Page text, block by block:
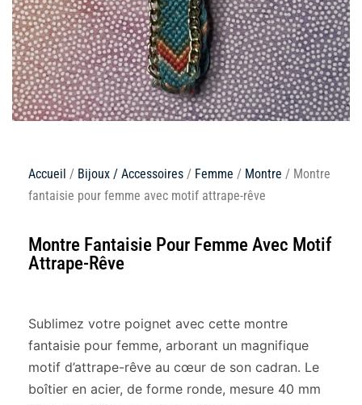
Accueil / Bijoux / Accessoires / Femme / Montre / Montre
fantaisie pour femme avec motif attrape-rêve
Montre Fantaisie Pour Femme Avec Motif
Attrape-Rêve
Sublimez votre poignet avec cette montre
fantaisie pour femme, arborant un magnifique
motif d’attrape-rêve au cœur de son cadran. Le
boîtier en acier, de forme ronde, mesure 40 mm